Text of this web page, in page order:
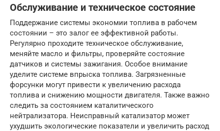
Обслуживание и техническое состояние
Поддержание системы экономии топлива в рабочем
состоянии – это залог ее эффективной работы.
Регулярно проходите техническое обслуживание,
меняйте масло и фильтры, проверяйте состояние
датчиков и системы зажигания. Особое внимание
уделите системе впрыска топлива. Загрязненные
форсунки могут привести к увеличению расхода
топлива и снижению мощности двигателя. Также важно
следить за состоянием каталитического
нейтрализатора. Неисправный катализатор может
ухудшить экологические показатели и увеличить расход